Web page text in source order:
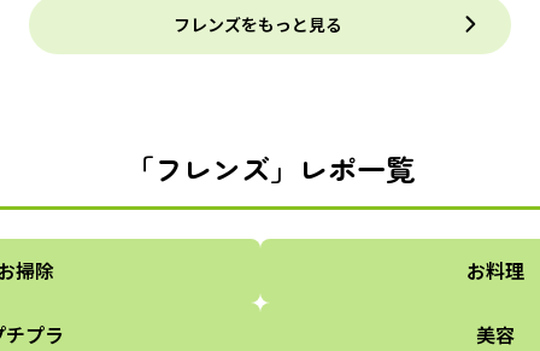
フレンズをもっと見る
「フレンズ」レポ一覧
掃除 お料理
チプラ 美容